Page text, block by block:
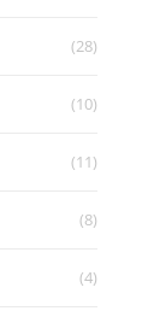
(28)
(10)
(11)
(8)
(4)